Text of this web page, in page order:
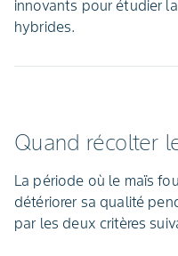
innovants pour étudier
hybrides.
Quand récolter
La période où le maïs
détériorer sa qualité
par les deux critères